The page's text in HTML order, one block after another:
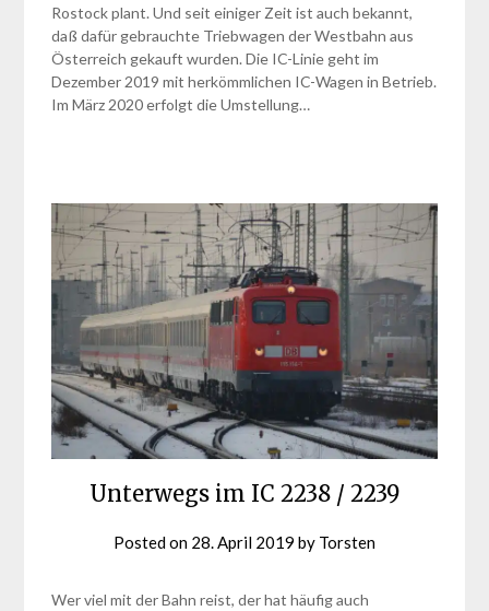
Rostock plant. Und seit einiger Zeit ist auch bekannt,
daß dafür gebrauchte Triebwagen der Westbahn aus
Österreich gekauft wurden. Die IC-Linie geht im
Dezember 2019 mit herkömmlichen IC-Wagen in Betrieb.
Im März 2020 erfolgt die Umstellung…
Unterwegs im IC 2238 / 2239
Posted on 28. April 2019 by Torsten
Wer viel mit der Bahn reist, der hat häufig auch